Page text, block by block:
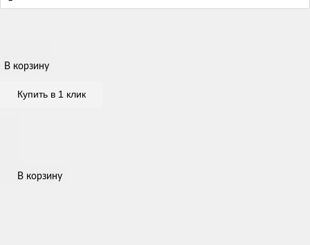
В корзину
Купить в 1 клик
В корзину